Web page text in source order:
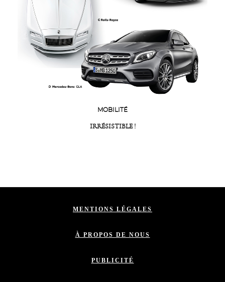
MOBILITÉ
IRRÉSISTIBLE !
MENTIONS LÉGALES
À PROPOS DE NOUS
PUBLICITÉ